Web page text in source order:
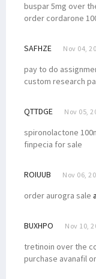
buspar 5mg over
order cordarone
SAFHZE Nov 04,
pay to do
custom research
QTTDGE Nov 05,
spironolactone
finpecia for sale
ROIUUB Nov 06,
order aurogra sale
BUXHPO Nov 10,
tretinoin over the
purchase avanafil